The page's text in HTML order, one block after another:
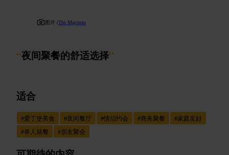
图片 /The Magnum
“夜间聚餐的舒适选择”
适合
#爱丁堡美食 #夜间餐厅 #情侣约会 #商务聚餐 #家庭友好
#单人就餐 #朋友聚会